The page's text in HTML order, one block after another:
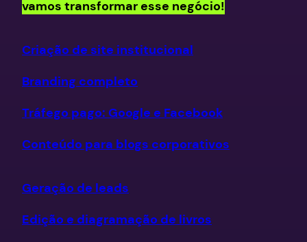
vamos transformar esse negócio!
Criação de site institucional
Branding completo
Tráfego pago: Google e Facebook
Conteúdo para blogs corporativos
Geração de leads
Edição e diagramação de livros